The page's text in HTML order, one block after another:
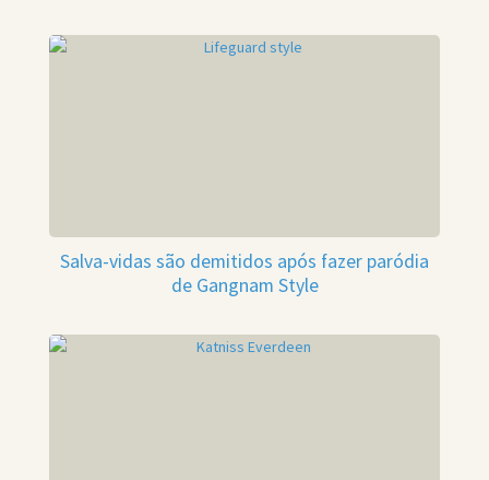
Salva-vidas são demitidos após fazer paródia
de Gangnam Style